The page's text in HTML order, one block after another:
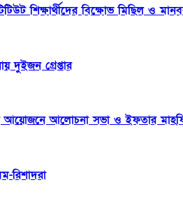
শিক্ষার্থীদের বিক্ষোভ মিছিল ও
দুইজন গ্রেপ্তার
আয়োজনে আলোচনা সভা ও ইফতার
রিশাদরা